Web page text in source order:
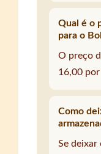
Qual é o
para o
O preço
16,00
Como
Se deixar